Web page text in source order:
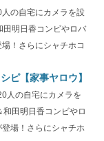
の自宅にカメラを設
明日香コンビやロバ
！さらにシャチホコ
ピ【家事ヤロウ】
人の自宅にカメラを
田明日香コンビやロ
場！さらにシャチホ